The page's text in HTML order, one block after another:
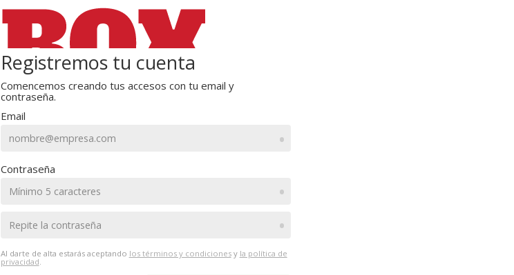
Registremos tu cuenta
Comencemos creando tus accesos con tu email y
contraseña.
Email
•
Contraseña
•
•
Al darte de alta estarás aceptando los términos y condicionesy la política de
privacidad.